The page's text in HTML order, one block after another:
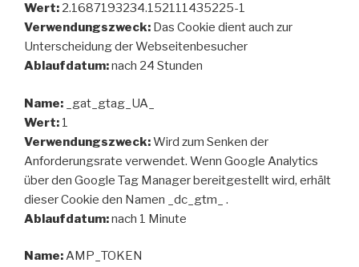
Wert: 2.1687193234.152111435225-1
Verwendungszweck: Das Cookie dient auch zur
Unterscheidung der Webseitenbesucher
Ablaufdatum:nach 24 Stunden
Name: _gat_gtag_UA_
Wert: 1
Verwendungszweck:Wird zum Senken der
Anforderungsrate verwendet. Wenn Google Analytics
über den Google Tag Manager bereitgestellt wird, erhält
dieser Cookie den Namen _dc_gtm_ .
Ablaufdatum:nach 1 Minute
Name:AMP_TOKEN